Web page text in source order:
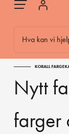
Hva kan vi
KORALL
Nytt
farger